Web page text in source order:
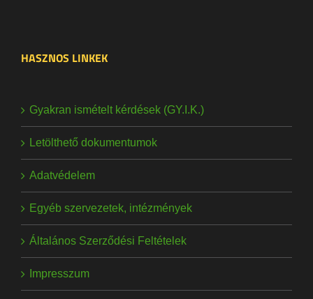
HASZNOS LINKEK
Gyakran ismételt kérdések (GY.I.K.)
Letölthető dokumentumok
Adatvédelem
Egyéb szervezetek, intézmények
Általános Szerződési Feltételek
Impresszum